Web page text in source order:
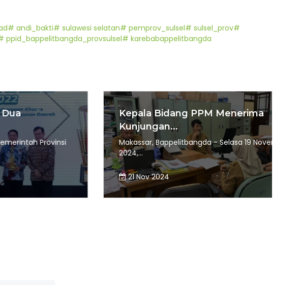
# andi_bakti# sulawesi selatan# pemprov_sulsel# sulsel_prov#
ppid_bappelitbangda_provsulsel# karebabappelitbangda
Kepala Bidang PPM Menerima
Kunjungan...
Makassar, Bappelitbangda - Selasa 19 November
2024,...
21 Nov 2024